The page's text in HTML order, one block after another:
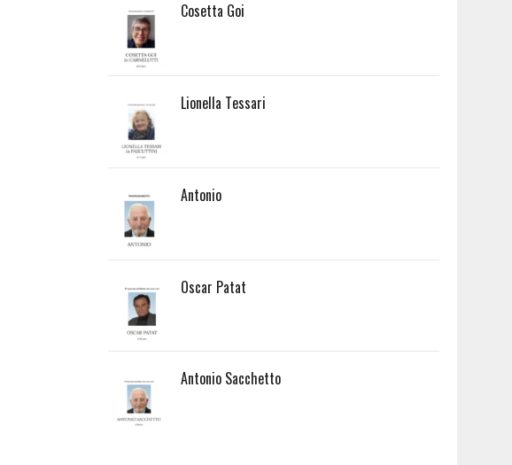
Cosetta Goi
Lionella Tessari
Antonio
Oscar Patat
Antonio Sacchetto